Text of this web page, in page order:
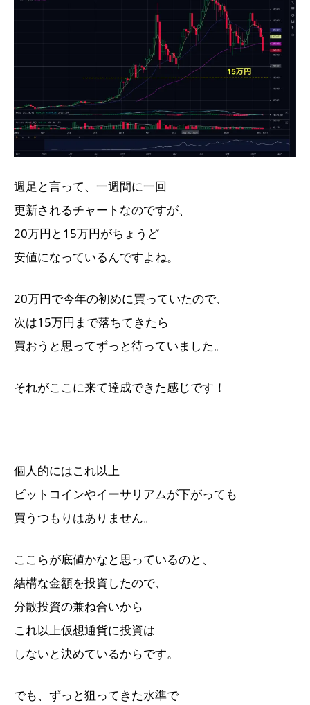
週足と言って、一週間に一回
更新されるチャートなのですが、
20万円と15万円がちょうど
安値になっているんですよね。
20万円で今年の初めに買っていたので、
次は15万円まで落ちてきたら
買おうと思ってずっと待っていました。
それがここに来て達成できた感じです！
個人的にはこれ以上
ビットコインやイーサリアムが下がっても
買うつもりはありません。
ここらが底値かなと思っているのと、
結構な金額を投資したので、
分散投資の兼ね合いから
これ以上仮想通貨に投資は
しないと決めているからです。
でも、ずっと狙ってきた水準で